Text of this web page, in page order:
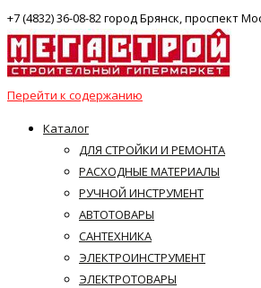
+7 (4832) 36-08-82 город Брянск, проспект
Перейти к содержанию
Каталог
ДЛЯ СТРОЙКИ И РЕМОНТА
РАСХОДНЫЕ МАТЕРИАЛЫ
РУЧНОЙ ИНСТРУМЕНТ
АВТОТОВАРЫ
САНТЕХНИКА
ЭЛЕКТРОИНСТРУМЕНТ
ЭЛЕКТРОТОВАРЫ